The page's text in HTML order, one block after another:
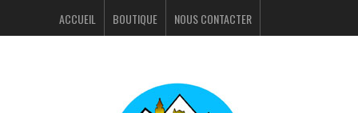
ACCUEIL BOUTIQUE NOUS CONTACTER